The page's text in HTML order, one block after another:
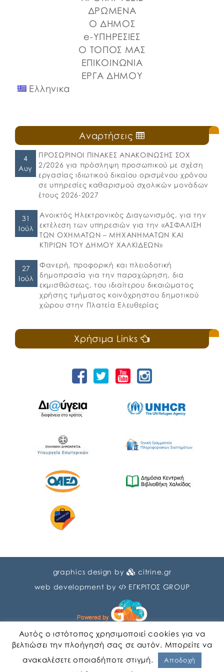
Λιμένων Ν. Εύβοιας και του Επιμελητηρίου Εύβοιας.
⚓️Η επίσημη έναρξη πραγματοποιήθηκε με την
ΔΡΩΜΕΝΑ
Ο ΔΗΜΟΣ
e-ΥΠΗΡΕΣΙΕΣ
Ο ΤΟΠΟΣ ΜΑΣ
ΕΠΙΚΟΙΝΩΝΙΑ
ΕΡΓΑ ΔΗΜΟΥ
Ελληνικα
Αναρτήσεις
4
Αυγ
ΠΡΟΣΩΡΙΝΟΙ ΠΙΝΑΚΕΣ ΑΝΑΚΟΙΝΩΣΗΣ ΣΟΧ
2/2026 για πρόσληψη προσωπικού με σχέση
εργασίας ιδιωτικού δικαίου ορισμένου χρόνου
σε υπηρεσίες καθαρισμού σχολικών μονάδων
έτους 2026-2027
31
Ιούλ
Ανοικτός Ηλεκτρονικός Διαγωνισμός, για την
εκτέλεση των υπηρεσιών για την «ΑΣΦΑΛΙΣΗ
ΤΩΝ ΟΧΗΜΑΤΩΝ – ΜΗΧΑΝΗΜΑΤΩΝ ΚΑΙ
ΚΤΙΡΙΩΝ ΤΟΥ ΔΗΜΟΥ ΧΑΛΚΙΔΕΩΝ»
27
Ιούλ
Φανερή, προφορική και πλειοδοτική
δημοπρασία για την παραχώρηση, δια
εκμισθώσεως, του ιδιαίτερου δικαιώματος
χρήσης τμήματος κοινόχρηστου δημοτικού
χώρου στην Πλατεία Ελευθερίας
Χρήσιμα Links
graphics design by
citrine.gr
web development by
ΕΓΚΡΙΤΟΣ GROUP
Αυτός ο ιστότοπος χρησιμοποιεί cookies για να
βελτιώσει την πλοήγησή σας σε αυτόν. Μπορείτε να
ανακαλέσετε οποιαδήποτε στιγμή.
Αποδοχή
Αγγλικα Ελληνικα